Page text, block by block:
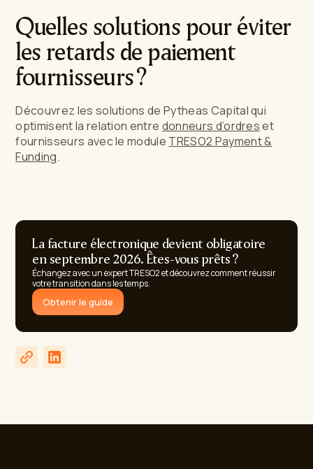
Quelles solutions pour éviter
les retards de paiement
fournisseurs ?
Découvrez les solutions de Pytheas Capital qui
optimisent la relation entre donneurs d’ordreset
fournisseurs avec le module TRESO2 Payment &
Funding.
La facture électronique devient obligatoire
en septembre 2026. Êtes-vous prêts ?
Échangez avec un expert TRESO2 et découvrez comment réussir
votre transition dans les temps.
Obtenir le guide